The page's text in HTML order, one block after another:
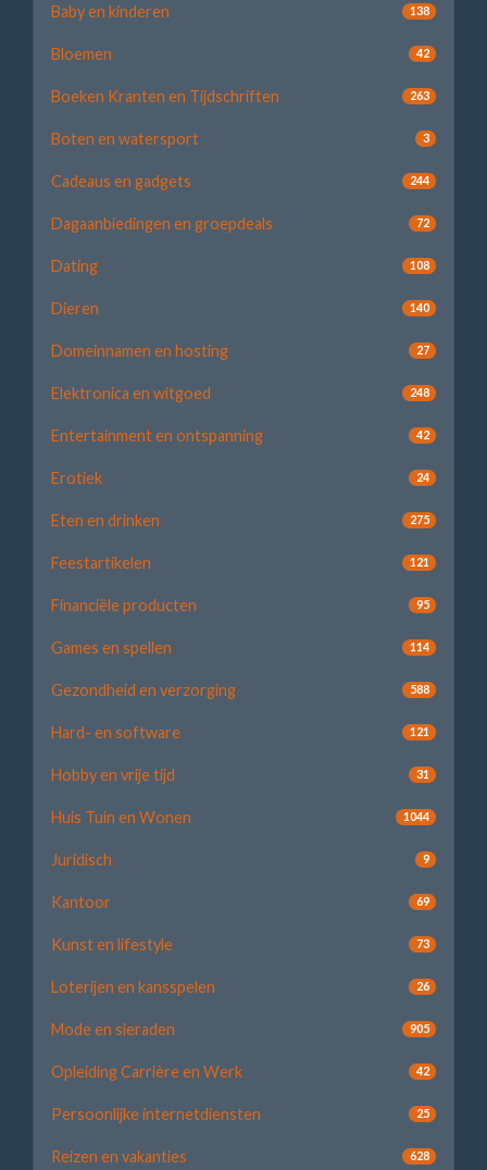
Baby en kinderen 138
Bloemen 42
Boeken Kranten en Tijdschriften 263
Boten en watersport 3
Cadeaus en gadgets 244
Dagaanbiedingen en groepdeals 72
Dating 108
Dieren 140
Domeinnamen en hosting 27
Elektronica en witgoed 248
Entertainment en ontspanning 42
Erotiek 24
Eten en drinken 275
Feestartikelen 121
Financiële producten 95
Games en spellen 114
Gezondheid en verzorging 588
Hard- en software 121
Hobby en vrije tijd 31
Huis Tuin en Wonen 1044
Juridisch 9
Kantoor 69
Kunst en lifestyle 73
Loterijen en kansspelen 26
Mode en sieraden 905
Opleiding Carrière en Werk 42
Persoonlijke internetdiensten 25
Reizen en vakanties 628